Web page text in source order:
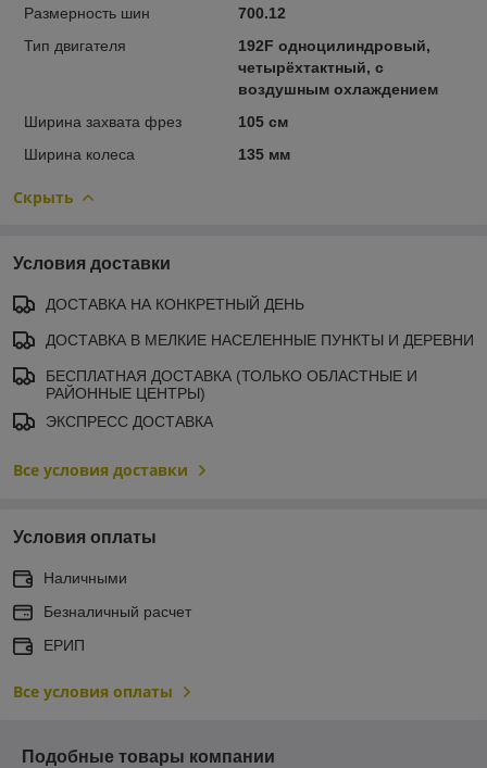
Размерность шин
700.12
Тип двигателя
192F одноцилиндровый,
четырёхтактный, с
воздушным охлаждением
Ширина захвата фрез
105 см
Ширина колеса
135 мм
Скрыть
Условия доставки
ДОСТАВКА НА КОНКРЕТНЫЙ ДЕНЬ
ДОСТАВКА В МЕЛКИЕ НАСЕЛЕННЫЕ ПУНКТЫ И ДЕРЕВНИ
БЕСПЛАТНАЯ ДОСТАВКА (ТОЛЬКО ОБЛАСТНЫЕ И
РАЙОННЫЕ ЦЕНТРЫ)
ЭКСПРЕСС ДОСТАВКА
Все условия доставки
Условия оплаты
Наличными
Безналичный расчет
ЕРИП
Все условия оплаты
Подобные товары компании